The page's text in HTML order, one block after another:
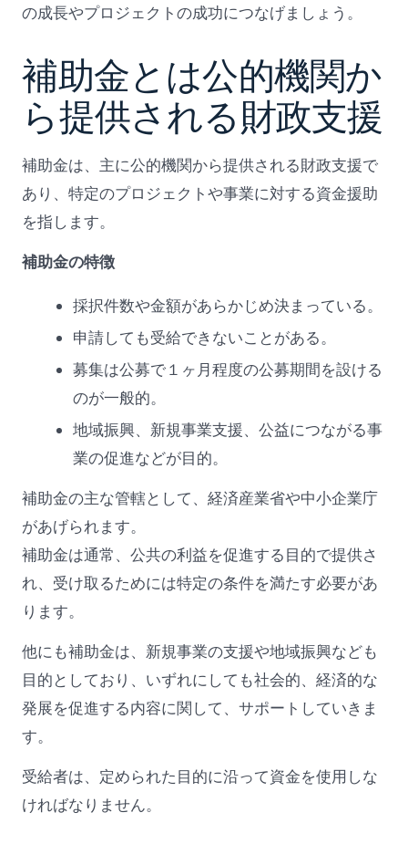
の成長やプロジェクトの成功につなげましょう。
補助金とは公的機関か
ら提供される財政支援
補助金は、主に公的機関から提供される財政支援で
あり、特定のプロジェクトや事業に対する資金援助
を指します。
補助金の特徴
採択件数や金額があらかじめ決まっている。
申請しても受給できないことがある。
募集は公募で１ヶ月程度の公募期間を設ける
のが一般的。
地域振興、新規事業支援、公益につながる事
業の促進などが目的。
補助金の主な管轄として、経済産業省や中小企業庁
があげられます。
補助金は通常、公共の利益を促進する目的で提供さ
れ、受け取るためには特定の条件を満たす必要があ
ります。
他にも補助金は、新規事業の支援や地域振興なども
目的としており、いずれにしても社会的、経済的な
発展を促進する内容に関して、サポートしていきま
す。
受給者は、定められた目的に沿って資金を使用しな
ければなりません。